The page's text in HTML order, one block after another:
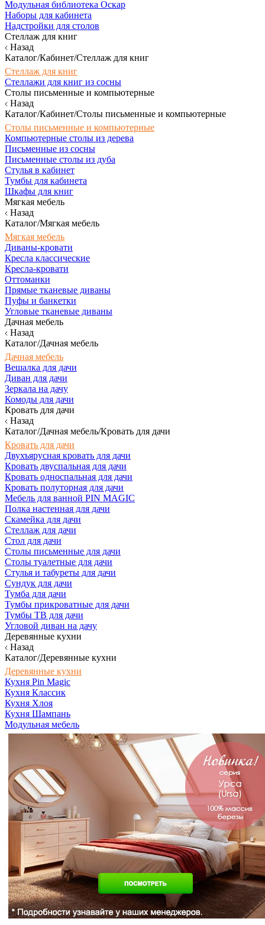
Модульная библиотека Оскар
Наборы для кабинета
Надстройки для столов
Стеллаж для книг
Назад
Каталог/Кабинет/Стеллаж для книг
Стеллаж для книг
Стеллажи для книг из сосны
Столы письменные и компьютерные
Назад
Каталог/Кабинет/Столы письменные и компьютерные
Столы письменные и компьютерные
Компьютерные столы из дерева
Письменные из сосны
Письменные столы из дуба
Стулья в кабинет
Тумбы для кабинета
Шкафы для книг
Мягкая мебель
Назад
Каталог/Мягкая мебель
Мягкая мебель
Диваны-кровати
Кресла классические
Кресла-кровати
Оттоманки
Прямые тканевые диваны
Пуфы и банкетки
Угловые тканевые диваны
Дачная мебель
Назад
Каталог/Дачная мебель
Дачная мебель
Вешалка для дачи
Диван для дачи
Зеркала на дачу
Комоды для дачи
Кровать для дачи
Назад
Каталог/Дачная мебель/Кровать для дачи
Кровать для дачи
Двухъярусная кровать для дачи
Кровать двуспальная для дачи
Кровать односпальная для дачи
Кровать полуторная для дачи
Мебель для ванной PIN MAGIC
Полка настенная для дачи
Скамейка для дачи
Стеллаж для дачи
Стол для дачи
Столы письменные для дачи
Столы туалетные для дачи
Стулья и табуреты для дачи
Сундук для дачи
Тумба для дачи
Тумбы прикроватные для дачи
Тумбы ТВ для дачи
Угловой диван на дачу
Деревянные кухни
Назад
Каталог/Деревянные кухни
Деревянные кухни
Кухня Pin Magic
Кухня Классик
Кухня Хлоя
Кухня Шампань
Модульная мебель